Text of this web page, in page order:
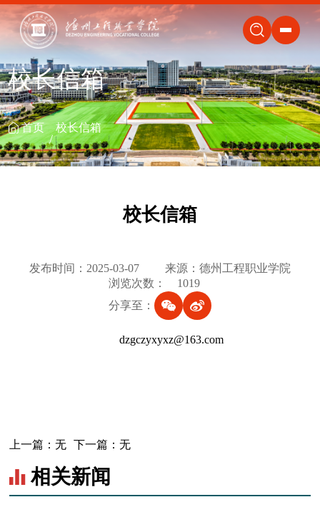
关闭
校长信箱
首页 校长信箱
校长信箱
发布时间：2025-03-07
来源：德州工程职业学院
浏览次数：
1019
分享至：
dzgczyxyxz@163.com
上一篇：无 下一篇：无
相关新闻